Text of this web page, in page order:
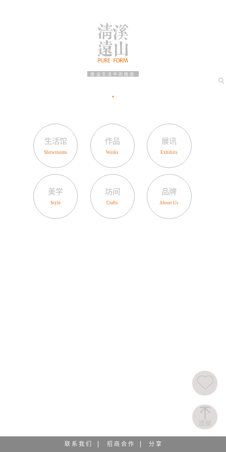
建设生活中的桃源
生活馆 作品 展讯
美学 坊间 品牌
联 系 我 们 招 商 合 作 分 享